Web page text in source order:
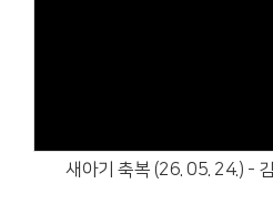
새아기 축복 (26. 05. 24.) -